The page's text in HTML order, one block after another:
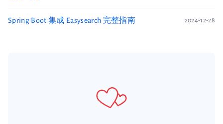
Spring Boot 集成 Easysearch 完整指南 2024-12-28